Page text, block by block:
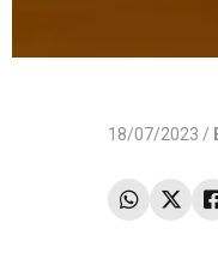
18/07/2023 /